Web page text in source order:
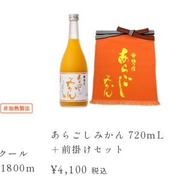
ール
あらごしみかん 720mL
＋前掛けセット
¥4,100 税込